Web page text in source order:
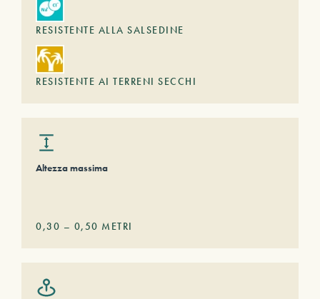
RESISTENTE ALLA SALSEDINE
RESISTENTE AI TERRENI SECCHI
Altezza massima
0,30 – 0,50 METRI